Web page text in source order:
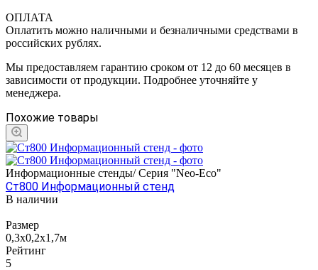
ОПЛАТА
Оплатить можно наличными и безналичными средствами в
российских рублях.
Мы предоставляем гарантию сроком от 12 до 60 месяцев в
зависимости от продукции. Подробнее уточняйте у
менеджера.
Похожие товары
Информационные стенды/ Серия "Neo-Eco"
Ст800 Информационный стенд
В наличии
Размер
0,3х0,2х1,7м
Рейтинг
5